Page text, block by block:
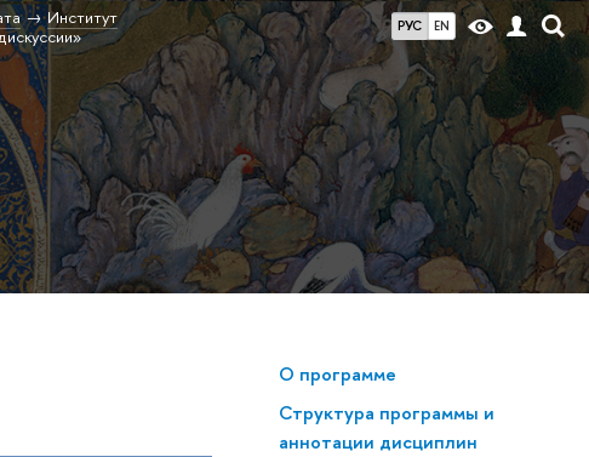
РУС EN
Институт
О программе
Структура программы и
аннотации дисциплин